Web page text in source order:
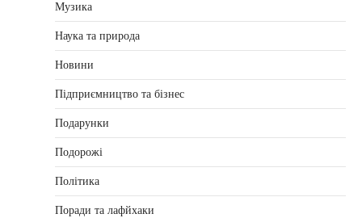
Музика
Наука та природа
Новини
Підприємництво та бізнес
Подарунки
Подорожі
Політика
Поради та лафйхаки